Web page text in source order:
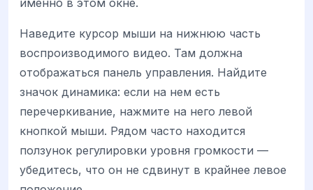
Наведите курсор мыши на нижнюю часть
воспроизводимого видео. Там должна
отображаться панель управления. Найдите
значок динамика: если на нем есть
перечеркивание, нажмите на него левой
кнопкой мыши. Рядом часто находится
ползунок регулировки уровня громкости —
убедитесь, что он не сдвинут в крайнее левое